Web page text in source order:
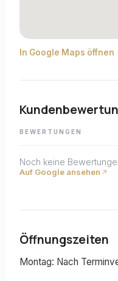
In Google Maps öffnen
BEWERTUNGEN
Noch keine
Auf Google ansehen
Öffnungszeiten
Montag: Nach